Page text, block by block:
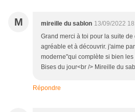
M mireille du sablon 13/09/2022
Grand merci à toi pour la suite de
agréable et à découvrir. j'aime
moderne"qui complète si bien
Bises du jour<br /> Mireille du
Répondre